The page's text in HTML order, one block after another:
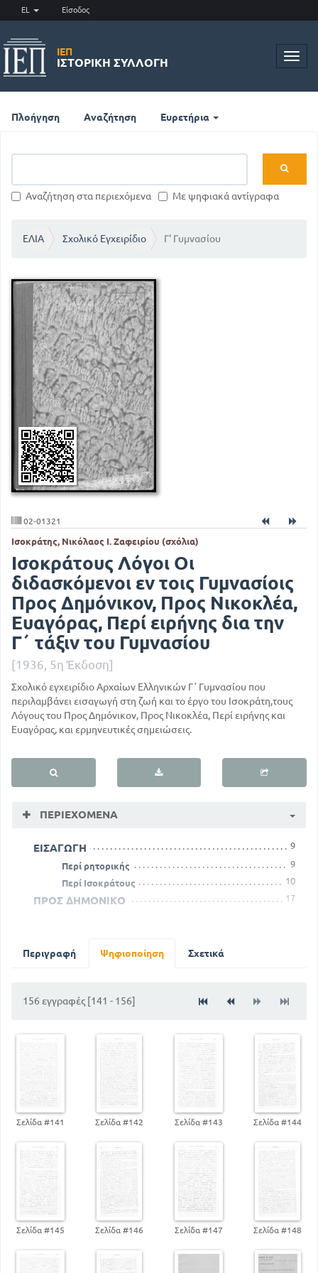
EL Είσοδος
ΙΕΠ
ΙΣΤΟΡΙΚΉ ΣΥΛΛΟΓΉ
Πλοήγηση Αναζήτηση Ευρετήρια
Αναζήτηση στα περιεχόμενα Με ψηφιακά αντίγραφα
ΕΛΙΑ Σχολικό Εγχειρίδιο Γ' Γυμνασίου
02-01321
Ισοκράτης, Νικόλαος Ι. Ζαφειρίου (σχόλια)
Ισοκράτους Λόγοι Οι
διδασκόμενοι εν τοις Γυμνασίοις
Προς Δημόνικον, Προς Νικοκλέα,
Ευαγόρας, Περί ειρήνης δια την
Γ΄ τάξιν του Γυμνασίου
[1936, 5η Έκδοση]
Σχολικό εγχειρίδιο Αρχαίων Ελληνικών Γ΄ Γυμνασίου που
περιλαμβάνει εισαγωγή στη ζωή και το έργο του Ισοκράτη,τους
Λόγους του Προς Δημόνικον, Προς Νικοκλέα, Περί ειρήνης και
Ευαγόρας, και ερμηνευτικές σημειώσεις.
ΠΕΡΙΕΧΌΜΕΝΑ
ΕΙΣΑΓΩΓΗ 9
Περί ρητορικής
9
Περί Ισοκράτους
10
ΠΡΟΣ ΔΗΜΟΝΙΚΟ 17
ΠΕΡΙ ΕΙΡΗΝΗΣ Η ΣΥΜΜΑΧΙΚΟΣ
ΕΙΣ ΤΟΝ ΕΥΑΓΟΡΑ 113
Περιγραφή Ψηφιοποίηση Σχετικά
156 εγγραφές [141 - 156]
Σελίδα #141 Σελίδα #142 Σελίδα #143 Σελίδα #144
Σελίδα #145 Σελίδα #146 Σελίδα #147 Σελίδα #148